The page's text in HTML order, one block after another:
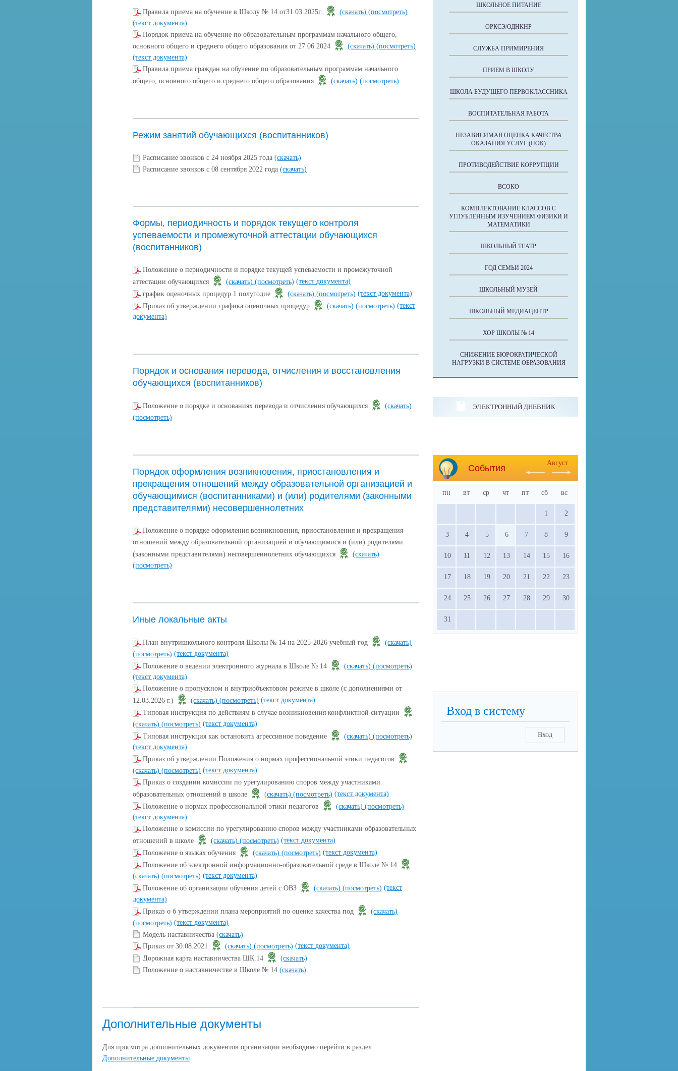
Правила приема на обучение в Школу № 14 от31.03.2025г. (скачать) (посмотреть)
(текст документа)
Порядок приема на обучение по образовательным программам начального общего,
основного общего и среднего общего образования от 27.06.2024
(скачать) (посмотреть)
(текст документа)
Правила приема граждан на обучение по образовательным программам начального
общего, основного общего и среднего общего образования
(скачать) (посмотреть)
Режим занятий обучающихся (воспитанников)
Расписание звонков с 24 ноября 2025 года (скачать)
Расписание звонков с 08 сентября 2022 года (скачать)
Формы, периодичность и порядок текущего контроля
успеваемости и промежуточной аттестации обучающихся
(воспитанников)
Положение о периодичности и порядке текущей успеваемости и промежуточной
аттестации обучающихся
(скачать) (посмотреть) (текст документа)
график оценочных процедур 1 полугодие
(скачать) (посмотреть) (текст документа)
Приказ об утверждении графика оценочных процедур
(скачать) (посмотреть) (текст
документа)
Порядок и основания перевода, отчисления и восстановления
обучающихся (воспитанников)
Положение о порядке и основаниях перевода и отчисления обучающихся
(скачать)
(посмотреть)
Порядок оформления возникновения, приостановления и
прекращения отношений между образовательной организацией и
обучающимися (воспитанниками) и (или) родителями (законными
представителями) несовершеннолетних
Положение о порядке оформления возникновения, приостановления и прекращения
отношений между образовательной организацией и обучающимися и (или) родителями
(законными представителями) несовершеннолетних обучающихся
(скачать)
(посмотреть)
Иные локальные акты
План внутришкольного контроля Школы № 14 на 2025-2026 учебный год
(скачать)
(посмотреть) (текст документа)
Положение о ведении электронного журнала в Школе № 14
(скачать) (посмотреть)
(текст документа)
Положение о пропускном и внутриобъектовом режиме в школе (с дополнениями от
12.03.2026 г.)
(скачать) (посмотреть) (текст документа)
Типовая инструкция по действиям в случае возникновения конфликтной ситуации
(скачать) (посмотреть) (текст документа)
Типовая инструкция как остановить агрессивное поведение
(скачать) (посмотреть)
(текст документа)
Приказ об утверждении Положения о нормах профессиональной этики педагогов
(скачать) (посмотреть) (текст документа)
Приказ о создании комиссии по урегулированию споров между участниками
образовательных отношений в школе
(скачать) (посмотреть) (текст документа)
Положение о нормах профессиональной этики педагогов
(скачать) (посмотреть)
(текст документа)
Положение о комиссии по урегулированию споров между участниками образовательных
отношений в школе
(скачать) (посмотреть) (текст документа)
Положение о языках обучения
(скачать) (посмотреть) (текст документа)
Положение об электронной информационно-образовательной среде в Школе № 14
(скачать) (посмотреть) (текст документа)
Положение об организации обучения детей с ОВЗ
(скачать) (посмотреть) (текст
документа)
Приказ о б утверждении плана мероприятий по оценке качества под
(скачать)
(посмотреть) (текст документа)
Модель наставничества (скачать)
Приказ от 30.08.2021
(скачать) (посмотреть) (текст документа)
Дорожная карта наставничества ШК.14
(скачать)
Положение о наставничестве в Школе № 14 (скачать)
Дополнительные документы
Для просмотра дополнительных документов организации необходимо перейти в раздел
Дополнительные документы
ШКОЛЬНОЕ ПИТАНИЕ
ОРКСЭ/ОДНКНР
СЛУЖБА ПРИМИРЕНИЯ
ПРИЕМ В ШКОЛУ
ШКОЛА БУДУЩЕГО ПЕРВОКЛАССНИКА
ВОСПИТАТЕЛЬНАЯ РАБОТА
НЕЗАВИСИМАЯ ОЦЕНКА КАЧЕСТВА
ОКАЗАНИЯ УСЛУГ (НОК)
ПРОТИВОДЕЙСТВИЕ КОРРУПЦИИ
ВСОКО
КОМПЛЕКТОВАНИЕ КЛАССОВ С
УГЛУБЛЁННЫМ ИЗУЧЕНИЕМ ФИЗИКИ И
МАТЕМАТИКИ
ШКОЛЬНЫЙ ТЕАТР
ГОД СЕМЬИ 2024
ШКОЛЬНЫЙ МУЗЕЙ
ШКОЛЬНЫЙ МЕДИАЦЕНТР
ХОР ШКОЛЫ № 14
СНИЖЕНИЕ БЮРОКРАТИЧЕСКОЙ
НАГРУЗКИ В СИСТЕМЕ ОБРАЗОВАНИЯ
ЭЛЕКТРОННЫЙ ДНЕВНИК
События
Август
пн вт ср чт пт сб вс
1 2
3 4 5 6 7 8 9
10 11 12 13 14 15 16
17 18 19 20 21 22 23
24 25 26 27 28 29 30
31
Вход в систему
Вход